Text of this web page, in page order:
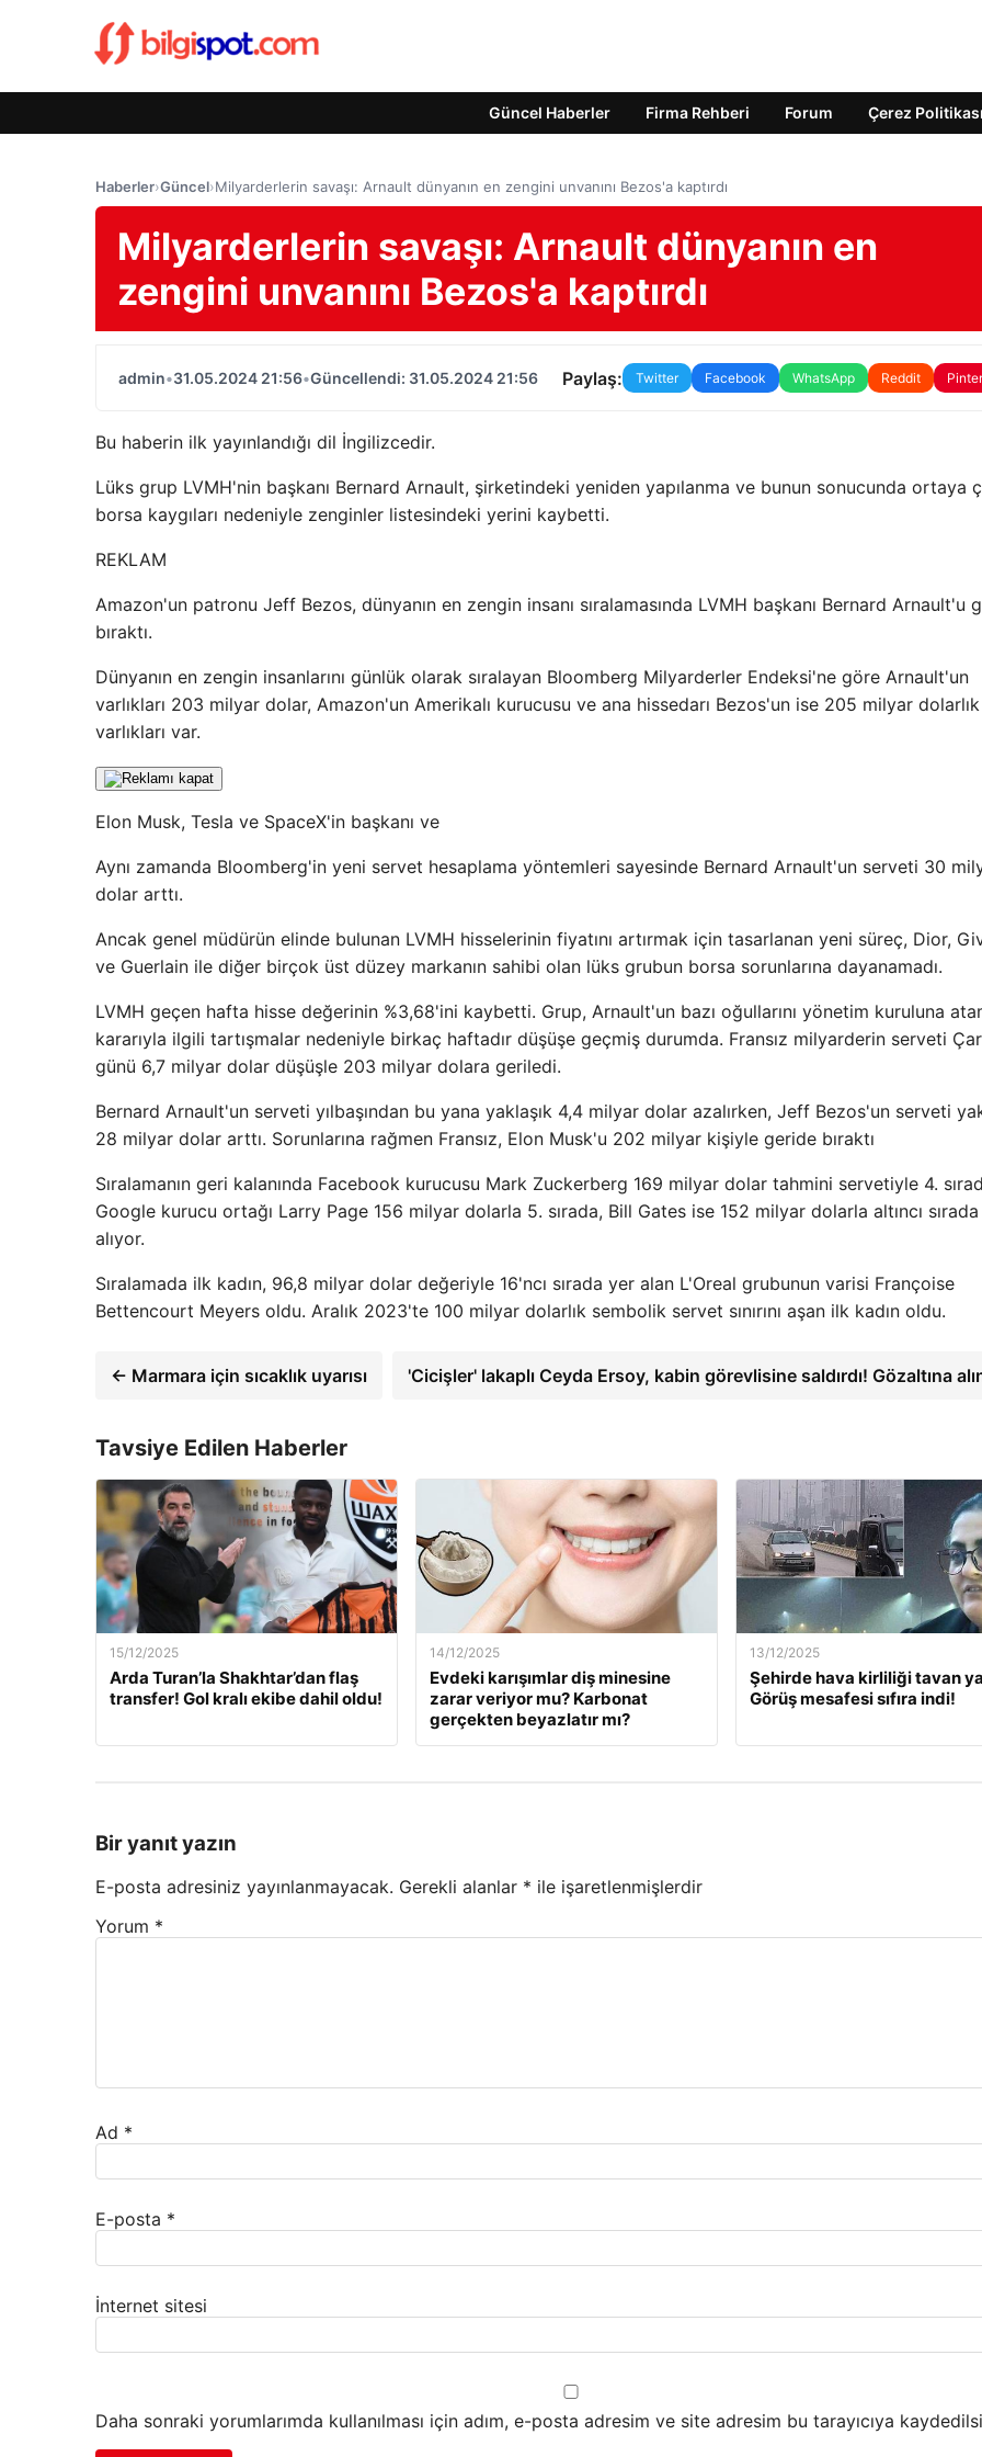
Güncel Haberler Firma Rehberi Forum Çerez Politikası
Haberler›Güncel›Milyarderlerin savaşı: Arnault dünyanın en zengini unvanını Bezos'a kaptırdı
Milyarderlerin savaşı: Arnault dünyanın en
zengini unvanını Bezos'a kaptırdı
admin•31.05.2024 21:56•Güncellendi: 31.05.2024 21:56 Paylaş: Twitter Facebook WhatsApp Reddit
Bu haberin ilk yayınlandığı dil İngilizcedir.
Lüks grup LVMH'nin başkanı Bernard Arnault, şirketindeki yeniden yapılanma ve bunun sonucunda ortaya
borsa kaygıları nedeniyle zenginler listesindeki yerini kaybetti.
REKLAM
Amazon'un patronu Jeff Bezos, dünyanın en zengin insanı sıralamasında LVMH başkanı Bernard Arnault'u
bıraktı.
Dünyanın en zengin insanlarını günlük olarak sıralayan Bloomberg Milyarderler Endeksi'ne göre Arnault'un
varlıkları 203 milyar dolar, Amazon'un Amerikalı kurucusu ve ana hissedarı Bezos'un ise 205 milyar dolarlık
varlıkları var.
Elon Musk, Tesla ve SpaceX'in başkanı ve
Aynı zamanda Bloomberg'in yeni servet hesaplama yöntemleri sayesinde Bernard Arnault'un serveti 30
dolar arttı.
Ancak genel müdürün elinde bulunan LVMH hisselerinin fiyatını artırmak için tasarlanan yeni süreç, Dior,
ve Guerlain ile diğer birçok üst düzey markanın sahibi olan lüks grubun borsa sorunlarına dayanamadı.
LVMH geçen hafta hisse değerinin %3,68'ini kaybetti. Grup, Arnault'un bazı oğullarını yönetim kuruluna
kararıyla ilgili tartışmalar nedeniyle birkaç haftadır düşüşe geçmiş durumda. Fransız milyarderin serveti
günü 6,7 milyar dolar düşüşle 203 milyar dolara geriledi.
Bernard Arnault'un serveti yılbaşından bu yana yaklaşık 4,4 milyar dolar azalırken, Jeff Bezos'un serveti
28 milyar dolar arttı. Sorunlarına rağmen Fransız, Elon Musk'u 202 milyar kişiyle geride bıraktı
Sıralamanın geri kalanında Facebook kurucusu Mark Zuckerberg 169 milyar dolar tahmini servetiyle 4.
Google kurucu ortağı Larry Page 156 milyar dolarla 5. sırada, Bill Gates ise 152 milyar dolarla altıncı
alıyor.
Sıralamada ilk kadın, 96,8 milyar dolar değeriyle 16'ncı sırada yer alan L'Oreal grubunun varisi Françoise
Bettencourt Meyers oldu. Aralık 2023'te 100 milyar dolarlık sembolik servet sınırını aşan ilk kadın oldu.
← Marmara için sıcaklık uyarısı 'Cicişler' lakaplı Ceyda Ersoy, kabin görevlisine saldırdı! Gözaltına
Tavsiye Edilen Haberler
15/12/2025
Arda Turan’la Shakhtar’dan flaş
transfer! Gol kralı ekibe dahil oldu!
14/12/2025
Evdeki karışımlar diş minesine
zarar veriyor mu? Karbonat
gerçekten beyazlatır mı?
13/12/2025
Şehirde hava kirliliği tavan
Görüş mesafesi sıfıra indi!
Bir yanıt yazın
E-posta adresiniz yayınlanmayacak. Gerekli alanlar * ile işaretlenmişlerdir
Yorum *
Ad *
E-posta *
İnternet sitesi
Daha sonraki yorumlarımda kullanılması için adım, e-posta adresim ve site adresim bu tarayıcıya